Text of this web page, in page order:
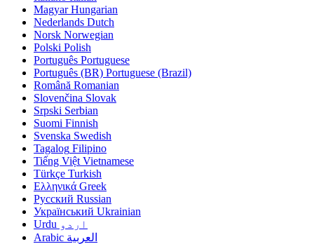
Magyar Hungarian
Nederlands Dutch
Norsk Norwegian
Polski Polish
Português Portuguese
Português (BR) Portuguese (Brazil)
Română Romanian
Slovenčina Slovak
Srpski Serbian
Suomi Finnish
Svenska Swedish
Tagalog Filipino
Tiếng Việt Vietnamese
Türkçe Turkish
Ελληνικά Greek
Русский Russian
Український Ukrainian
اردو Urdu
العربية Arabic